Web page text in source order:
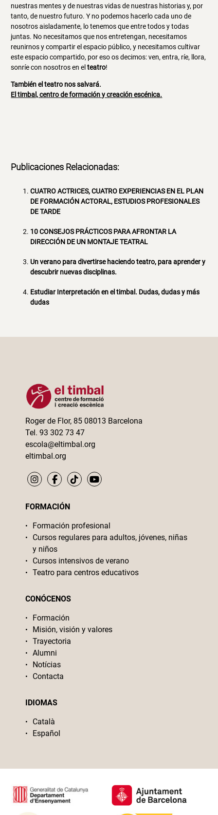
nuestras mentes y de nuestras vidas de nuestras historias y, por
tanto, de nuestro futuro. Y no podemos hacerlo cada uno de
nosotros aisladamente, lo tenemos que entre todos y todas
juntas. No necesitamos que nos entretengan, necesitamos
reunirnos y compartir el espacio público, y necesitamos cultivar
este espacio compartido, por eso os decimos: ven, entra, ríe, llora,
sonríe con nosotros en elteatro!
También el teatro nos salvará.
El timbal, centro de formación y creación escénica.
Publicaciones Relacionadas:
CUATRO ACTRICES, CUATRO EXPERIENCIAS EN EL PLAN
DE FORMACIÓN ACTORAL, ESTUDIOS PROFESIONALES
DE TARDE
10 CONSEJOS PRÁCTICOS PARA AFRONTAR LA
DIRECCIÓN DE UN MONTAJE TEATRAL
Un verano para divertirse haciendo teatro, para aprender y
descubrir nuevas disciplinas.
Estudiar Interpretación en el timbal. Dudas, dudas y más
dudas
Roger de Flor, 85 08013 Barcelona
Tel. 93 302 73 47
escola@eltimbal.org
eltimbal.org
FORMACIÓN
Formación profesional
Cursos regulares para adultos, jóvenes, niñas
y niños
Cursos intensivos de verano
Teatro para centros educativos
CONÓCENOS
Formación
Misión, visión y valores
Trayectoria
Alumni
Notícias
Contacta
IDIOMAS
Català
Español